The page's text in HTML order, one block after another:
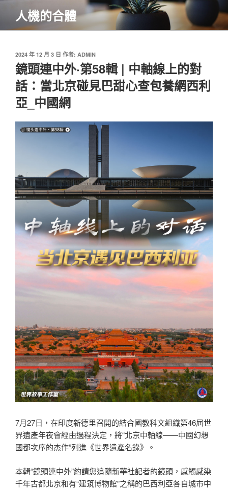
主
人機的合體
發
佈
於
2024 年 12 月 3 日 作者: ADMIN
鏡頭連中外·第58輯 | 中軸線上的對
話：當北京碰見巴甜心查包養網西利
亞_中國網
7月27日，在印度新德里召開的結合國教科文組織第46屆世
界遺產年夜會經由過程決定，將“北京中軸線——中國幻想
國都次序的杰作”列進《世界遺產名錄》。
本輯“鏡頭連中外”約請您追隨新華社記者的鏡頭，感觸感染
千年古都北京和有“建筑博物館”之稱的巴西利亞各自城市中